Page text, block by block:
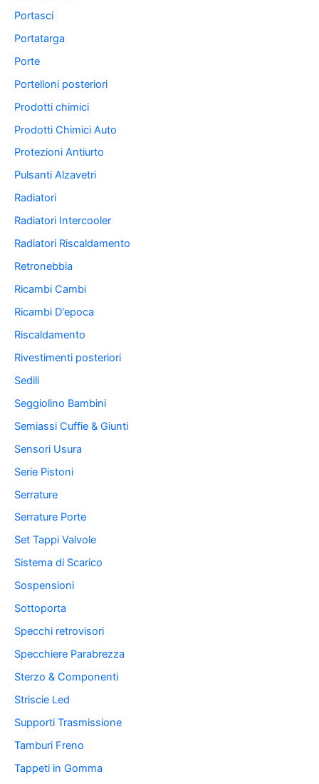
Portasci
Portatarga
Porte
Portelloni posteriori
Prodotti chimici
Prodotti Chimici Auto
Protezioni Antiurto
Pulsanti Alzavetri
Radiatori
Radiatori Intercooler
Radiatori Riscaldamento
Retronebbia
Ricambi Cambi
Ricambi D'epoca
Riscaldamento
Rivestimenti posteriori
Sedili
Seggiolino Bambini
Semiassi Cuffie & Giunti
Sensori Usura
Serie Pistoni
Serrature
Serrature Porte
Set Tappi Valvole
Sistema di Scarico
Sospensioni
Sottoporta
Specchi retrovisori
Specchiere Parabrezza
Sterzo & Componenti
Striscie Led
Supporti Trasmissione
Tamburi Freno
Tappeti in Gomma